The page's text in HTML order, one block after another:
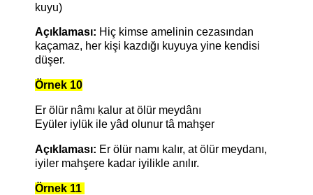
kuyu)
Açıklaması: Hiç kimse amelinin cezasından
kaçamaz, her kişi kazdığı kuyuya yine kendisi
düşer.
Örnek 10
Er ölür nâmı ḳalur at ölür meydânı
Eyüler iylük ile yâd olunur tâ mahşer
Açıklaması: Er ölür namı kalır, at ölür meydanı,
iyiler mahşere kadar iyilikle anılır.
Örnek 11